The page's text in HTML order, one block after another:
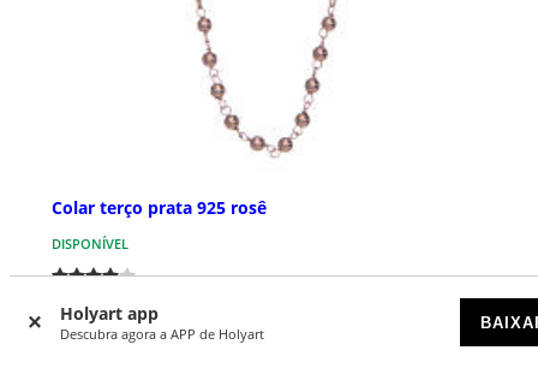
Holyart app
Descubra agora a APP de Holyart
Colar terço prata 925 rosê
DISPONÍVEL
€ 56,90